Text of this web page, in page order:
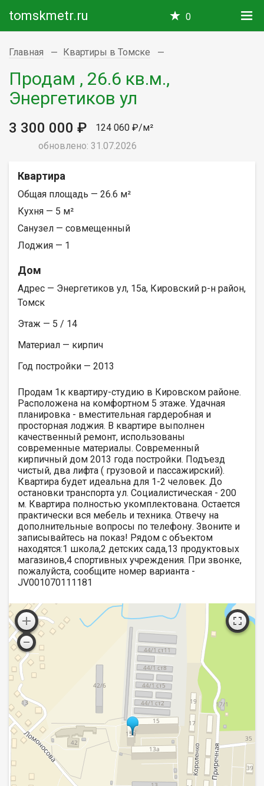
tomskmetr.ru 0
Главная Квартиры в Томске
Продам , 26.6 кв.м.,
Энергетиков ул
3 300 000 ₽
124 060 ₽/м²
обновлено: 31.07.2026
Квартира
Общая площадь — 26.6 м²
Кухня — 5 м²
Санузел — совмещенный
Лоджия — 1
Дом
Адрес — Энергетиков ул, 15а, Кировский р-н район,
Томск
Этаж — 5 / 14
Материал — кирпич
Год постройки — 2013
Продам 1к квартиру-студию в Кировском районе.
Расположена на комфортном 5 этаже. Удачная
планировка - вместительная гардеробная и
просторная лоджия. В квартире выполнен
качественный ремонт, использованы
современные материалы. Современный
кирпичный дом 2013 года постройки. Подъезд
чистый, два лифта ( грузовой и пассажирский).
Квартира будет идеальна для 1-2 человек. До
остановки транспорта ул. Социалистическая - 200
м. Квартира полностью укомплектована. Остается
практически вся мебель и техника. Отвечу на
дополнительные вопросы по телефону. Звоните и
записывайтесь на показ! Рядом с объектом
находятся:1 школа,2 детских сада,13 продуктовых
магазинов,4 спортивных учреждения. При звонке,
пожалуйста, сообщите номер варианта -
JV001070111181